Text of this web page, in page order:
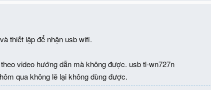
thiết lập để nhận usb wifi.
video hướng dẫn mà không được. usb tl-wn727n
qua không lẽ lại không dùng được.